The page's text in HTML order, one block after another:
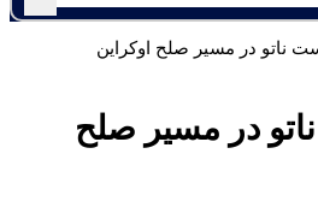
برای
ناتو در مسیر صلح اوکراین
در مسیر صلح